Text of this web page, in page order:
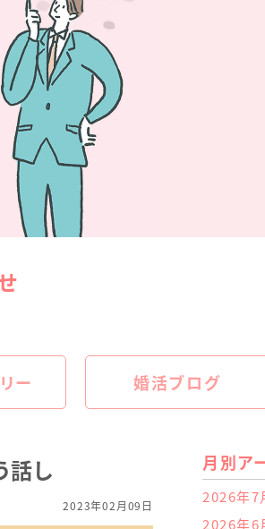
ー 婚活ブログ
話し
2023年02月09日
月別ア
2026年7
2026年6